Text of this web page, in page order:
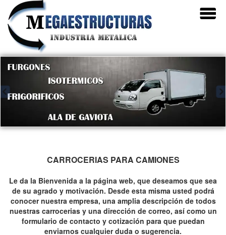
CARROCERIAS PARA CAMIONES
Le da la Bienvenida a la página web, que deseamos que sea
de su agrado y motivación. Desde esta misma usted podrá
conocer nuestra empresa, una amplia descripción de todos
nuestras carrocerias y una dirección de correo, así como un
formulario de contacto y cotización para que puedan
enviarnos cualquier duda o sugerencia.